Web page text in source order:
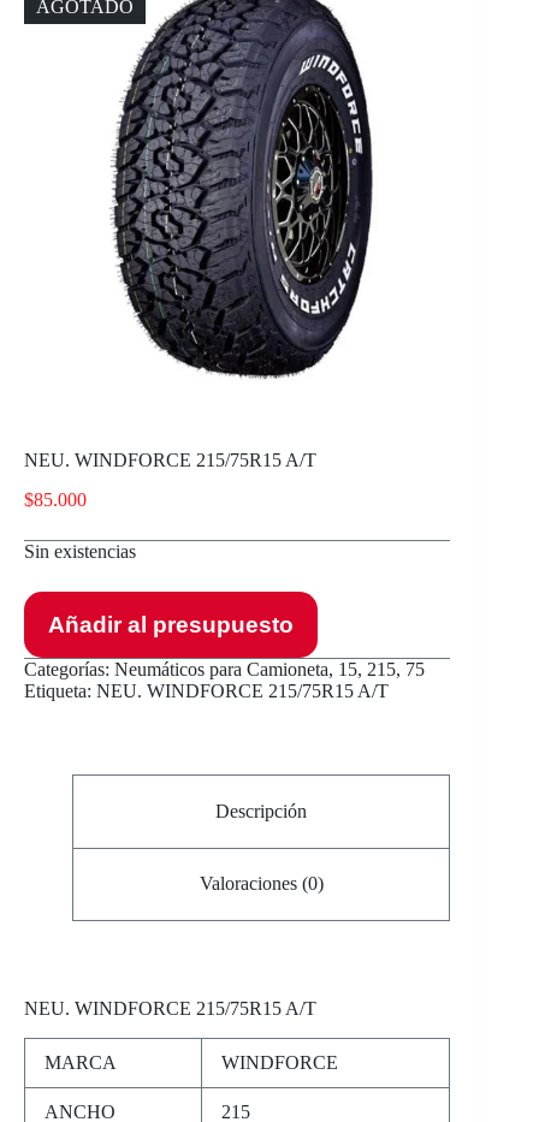
AGOTADO
NEU. WINDFORCE 215/75R15 A/T
$85.000
Sin existencias
Añadir al presupuesto
Categorías: Neumáticos para Camioneta, 15, 215, 75
Etiqueta: NEU. WINDFORCE 215/75R15 A/T
Descripción
Valoraciones (0)
NEU. WINDFORCE 215/75R15 A/T
MARCA WINDFORCE
ANCHO 215